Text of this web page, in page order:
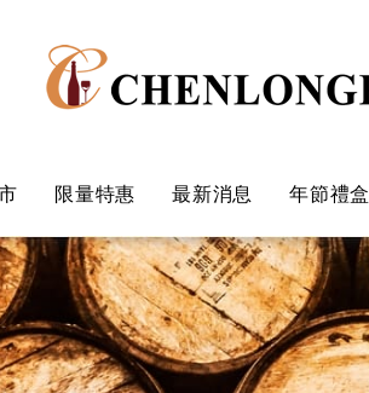
限量特惠 最新消息 年節禮盒